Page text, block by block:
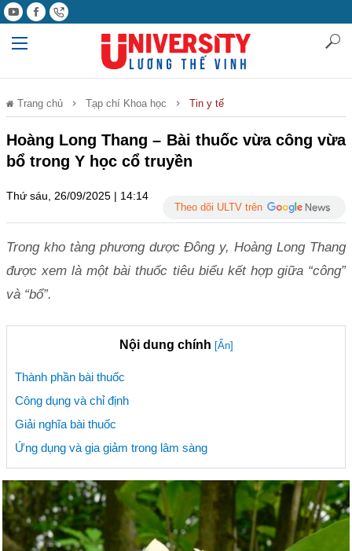
Trang chủ Tạp chí Khoa học Tin y tế
Hoàng Long Thang – Bài thuốc vừa công vừa
bổ trong Y học cổ truyền
Thứ sáu, 26/09/2025 | 14:14
Theo dõi ULTV trên
Trong kho tàng phương dược Đông y, Hoàng Long Thang
được xem là một bài thuốc tiêu biểu kết hợp giữa “công”
và “bổ”.
Nội dung chính [Ẩn]
Thành phần bài thuốc
Công dụng và chỉ định
Giải nghĩa bài thuốc
Ứng dụng và gia giảm trong lâm sàng